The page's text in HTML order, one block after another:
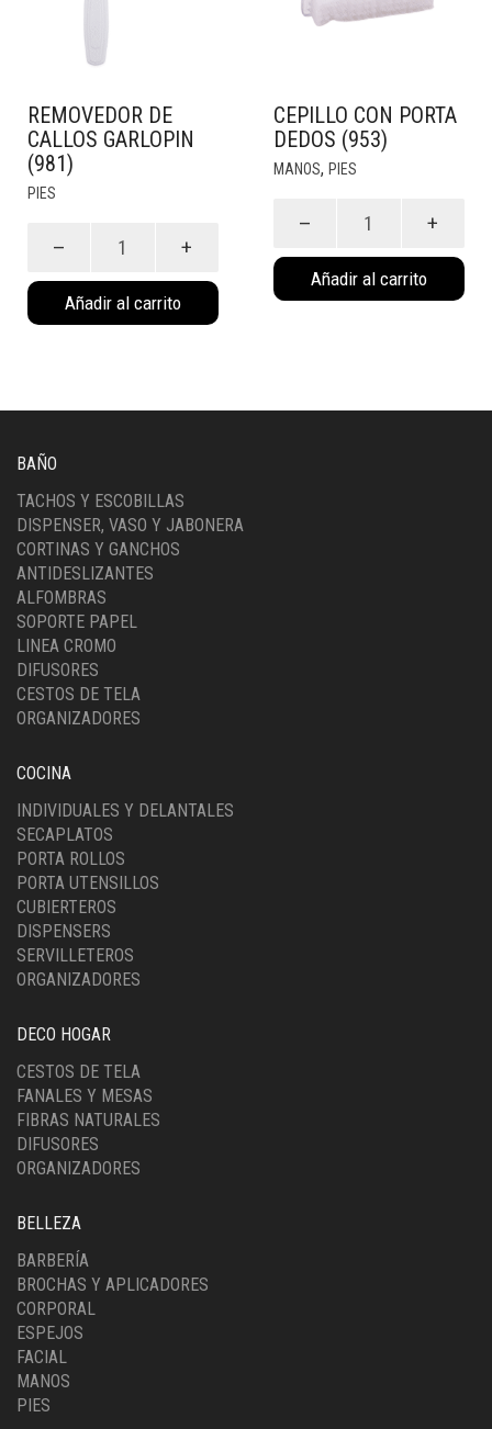
REMOVEDOR DE
CALLOS GARLOPIN
(981)
PIES
Callos
Garlopin
(981)
Añadir al carrito
CEPILLO CON PORTA
DEDOS (953)
MANOS, PIES
Porta
Dedos
(953)
Añadir al carrito
BAÑO
TACHOS Y ESCOBILLAS
DISPENSER, VASO Y JABONERA
CORTINAS Y GANCHOS
ANTIDESLIZANTES
ALFOMBRAS
SOPORTE PAPEL
LINEA CROMO
DIFUSORES
CESTOS DE TELA
ORGANIZADORES
COCINA
INDIVIDUALES Y DELANTALES
SECAPLATOS
PORTA ROLLOS
PORTA UTENSILLOS
CUBIERTEROS
DISPENSERS
SERVILLETEROS
ORGANIZADORES
DECO HOGAR
CESTOS DE TELA
FANALES Y MESAS
FIBRAS NATURALES
DIFUSORES
ORGANIZADORES
BELLEZA
BARBERÍA
BROCHAS Y APLICADORES
CORPORAL
ESPEJOS
FACIAL
MANOS
PIES